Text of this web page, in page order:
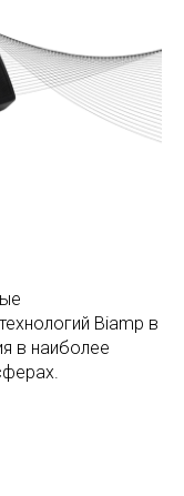
Biamp в
в наиболее